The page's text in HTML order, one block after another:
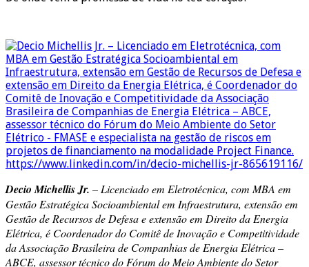
Decio Michellis Jr. – Licenciado em Eletrotécnica, com MBA em
Gestão Estratégica Socioambiental em Infraestrutura, extensão em
Gestão de Recursos de Defesa e extensão em Direito da Energia
Elétrica, é Coordenador do Comitê de Inovação e Competitividade
da Associação Brasileira de Companhias de Energia Elétrica –
ABCE, assessor técnico do Fórum do Meio Ambiente do Setor